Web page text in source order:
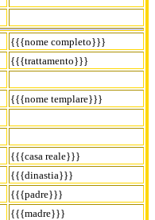
{{{nome completo}}}
{{{trattamento}}}
{{{nome templare}}}
{{{casa reale}}}
{{{dinastia}}}
{{{padre}}}
{{{madre}}}